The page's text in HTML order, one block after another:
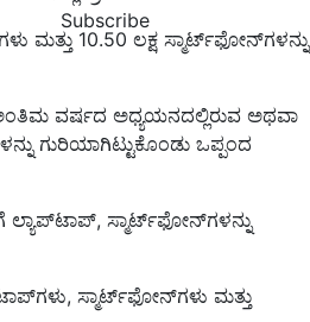
Subscribe
ಮತ್ತು 10.50 ಲಕ್ಷ ಸ್ಮಾರ್ಟ್‌ಫೋನ್‌ಗಳನ್ನು
ವರ್ಷದ ಅಧ್ಯಯನದಲ್ಲಿರುವ ಅಥವಾ
ಗುರಿಯಾಗಿಟ್ಟುಕೊಂಡು ಒಪ್ಪಂದ
ಲ್ಯಾಪ್‌ಟಾಪ್, ಸ್ಮಾರ್ಟ್‌ಫೋನ್‌ಗಳನ್ನು
ಸ್ಮಾರ್ಟ್‌ಫೋನ್‌ಗಳು ಮತ್ತು